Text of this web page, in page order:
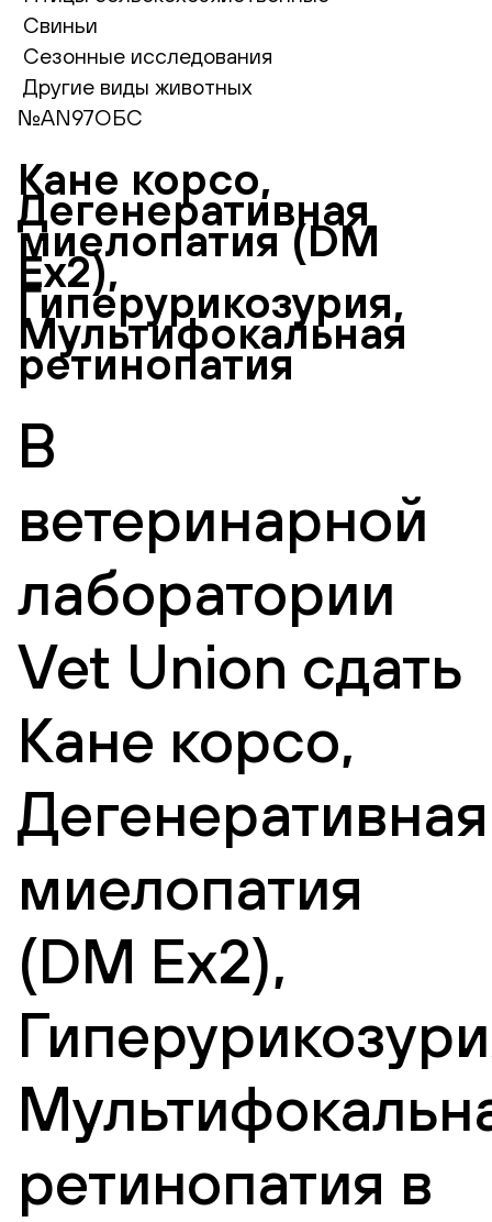
Свиньи
Сезонные исследования
Другие виды животных
№AN97ОБС
Кане корсо,
Дегенеративная
миелопатия (DM
Ex2),
Гиперурикозурия,
Мультифокальная
ретинопатия
В
ветеринарной
лаборатории
Vet Union сдать
Кане корсо,
Дегенеративная
миелопатия
(DM Ex2),
ретинопатия в